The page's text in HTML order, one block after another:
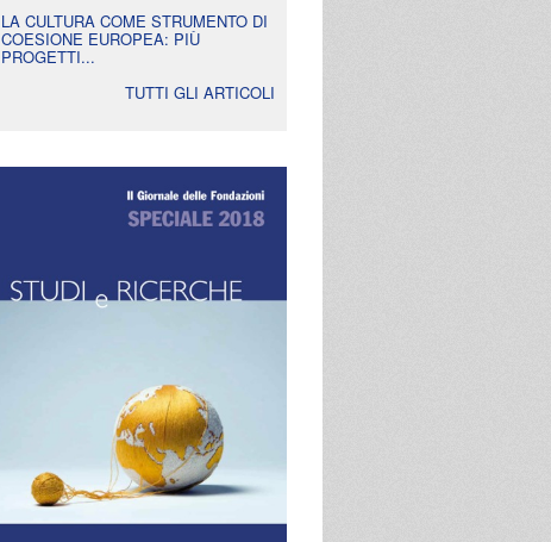
LA CULTURA COME STRUMENTO DI
COESIONE EUROPEA: PIÙ
PROGETTI...
TUTTI GLI ARTICOLI